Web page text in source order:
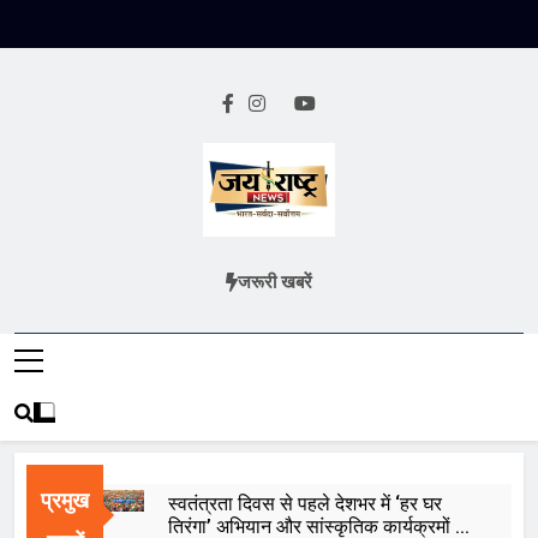
Jai Rashtra
हिंदी समाचार
जरूरी खबरें
प्रमुख
स्वतंत्रता दिवस से पहले देशभर में ‘हर घर
तिरंगा’ अभियान और सांस्कृतिक कार्यक्रमों की